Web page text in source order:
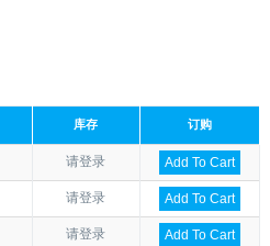
库存 订购
请登录 Add To Cart
请登录 Add To Cart
请登录 Add To Cart